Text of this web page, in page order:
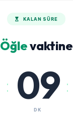
KALAN SÜRE
Öğlevaktine
: 09
DK
: